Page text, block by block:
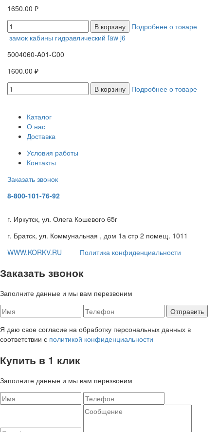
1650.00 ₽
В корзину
Подробнее о товаре
замок кабины гидравлический faw j6
5004060-A01-C00
1600.00 ₽
В корзину
Подробнее о товаре
Каталог
О нас
Доставка
Условия работы
Контакты
Заказать звонок
8-800-101-76-92
г. Иркутск, ул. Олега Кошевого 65г
г. Братск, ул. Коммунальная , дом 1а стр 2 помещ. 1011
WWW.KORKV.RU
Политика конфиденциальности
Заказать звонок
Заполните данные и мы вам перезвоним
Я даю свое согласие на обработку персональных данных в
соответствии с политикой конфиденциальности
Купить в 1 клик
Заполните данные и мы вам перезвоним